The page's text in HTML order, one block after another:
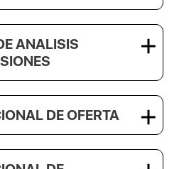
ANALISIS
DE OFERTA